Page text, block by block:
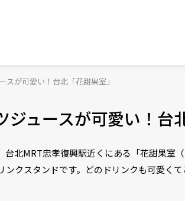
スが可愛い！台北「花甜果室」
ュースが可愛い！台
北MRT忠孝復興駅近くにある「花甜果室
クスタンドです。どのドリンクも可愛くて